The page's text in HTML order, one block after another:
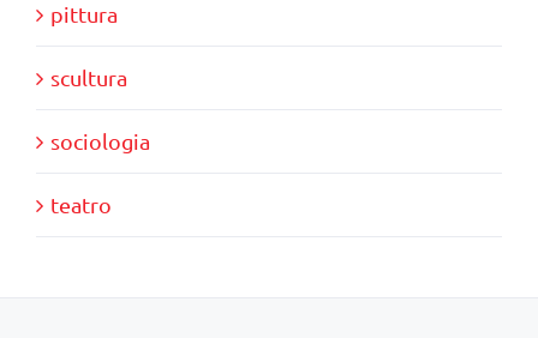
pittura
scultura
sociologia
teatro